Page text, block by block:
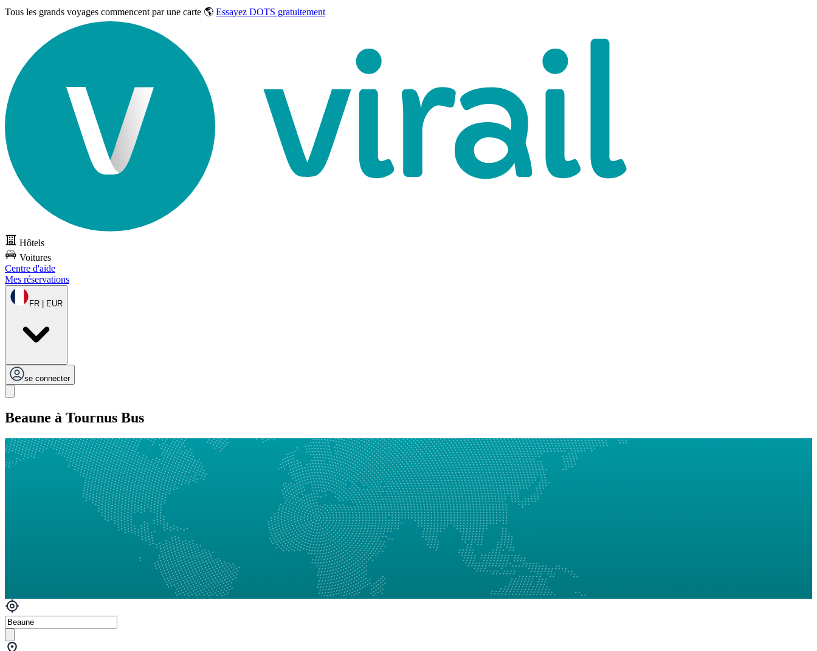
Tous les grands voyages commencent par une carte 🌎 Essayez DOTS gratuitement
Hôtels
Voitures
Centre d'aide
Mes réservations
FR | EUR
se connecter
Beaune à Tournus Bus